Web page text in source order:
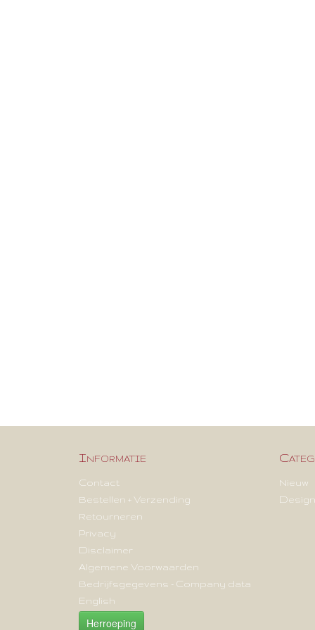
Informatie
Contact
Bestellen + Verzending
Retourneren
Privacy
Disclaimer
Algemene Voorwaarden
Bedrijfsgegevens - Company data
English
Herroeping
Nieuw